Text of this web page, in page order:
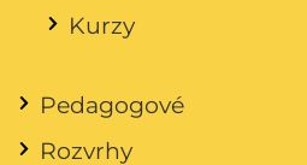
Kurzy
Pedagogové
Rozvrhy